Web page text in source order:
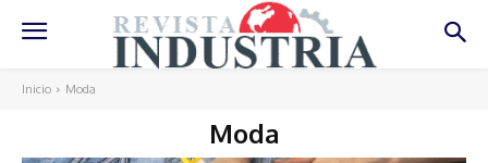
Inicio Moda
Moda